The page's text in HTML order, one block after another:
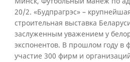
20/2. «Будпрагрэс» –
строительная выставка
заслуженным уважением у
экспонентов. В прошлом году в
участие 300 фирм и